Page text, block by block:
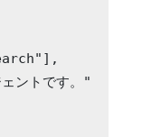
ントです。"